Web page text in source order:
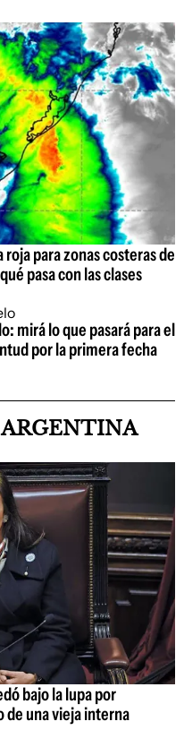
para zonas costeras de
pasa con las clases
mirá lo que pasará para el
por la primera fecha
bajo la lupa por
de una vieja interna